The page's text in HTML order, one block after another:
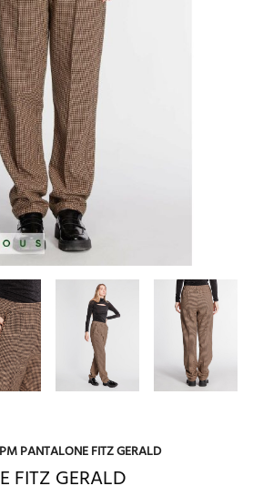
PANTALONE FITZ GERALD
FITZ GERALD